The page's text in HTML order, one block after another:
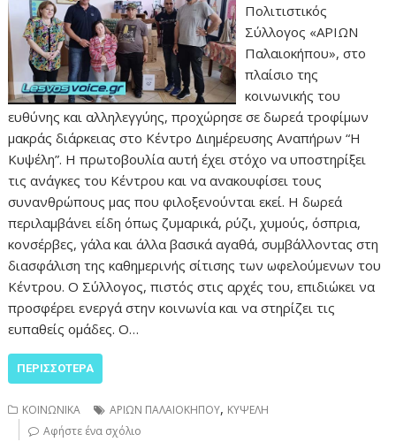
Πολιτιστικός
Σύλλογος «ΑΡΙΩΝ
Παλαιοκήπου», στο
πλαίσιο της
κοινωνικής του
ευθύνης και αλληλεγγύης, προχώρησε σε δωρεά τροφίμων
μακράς διάρκειας στο Κέντρο Διημέρευσης Αναπήρων “Η
Κυψέλη”. Η πρωτοβουλία αυτή έχει στόχο να υποστηρίξει
τις ανάγκες του Κέντρου και να ανακουφίσει τους
συνανθρώπους μας που φιλοξενούνται εκεί. Η δωρεά
περιλαμβάνει είδη όπως ζυμαρικά, ρύζι, χυμούς, όσπρια,
κονσέρβες, γάλα και άλλα βασικά αγαθά, συμβάλλοντας στη
διασφάλιση της καθημερινής σίτισης των ωφελούμενων του
Κέντρου. Ο Σύλλογος, πιστός στις αρχές του, επιδιώκει να
προσφέρει ενεργά στην κοινωνία και να στηρίζει τις
ευπαθείς ομάδες. Ο…
ΠΕΡΙΣΣΌΤΕΡΑ
ΚΟΙΝΩΝΙΚΑ ΑΡΙΩΝ ΠΑΛΑΙΟΚΗΠΟΥ, ΚΥΨΕΛΗ
Αφήστε ένα σχόλιο